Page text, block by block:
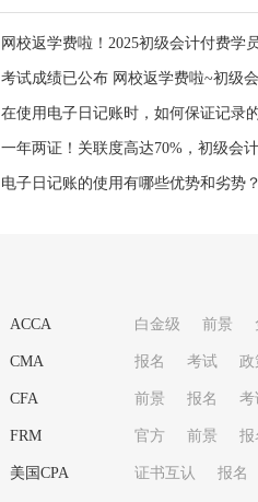
网校返学费啦！2025初级会计付费学员请
考试成绩已公布 网校返学费啦~初级会计付费学员
在使用电子日记账时，如何保证记录
一年两证！关联度高达70%，初级会
电子日记账的使用有哪些优势和劣势？
ACCA 白金级 前景
CMA 报名 考试 政
CFA 前景 报名 考
FRM 官方 前景 报
美国CPA 证书互认 报名